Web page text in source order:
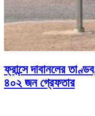
ফ্রান্সে দাবানলের
৪০২ জন গ্রেফতার